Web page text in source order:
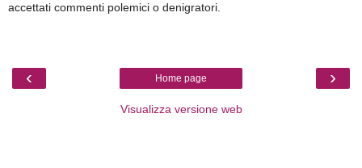
accettati commenti polemici o denigratori.
‹ ›
Home page
Visualizza versione web